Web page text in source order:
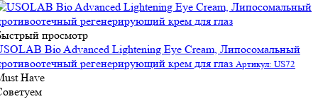
просмотр
Bio Advanced Lightening Eye Cream, Липосомальный
регенерирующий крем для глаз Артикул: US72
Have